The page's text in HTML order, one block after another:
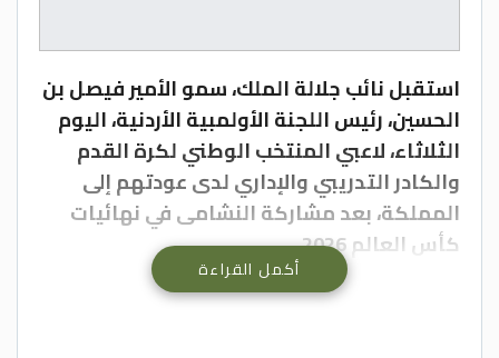
استقبل نائب جلالة الملك، سمو الأمير فيصل بن
الحسين، رئيس اللجنة الأولمبية الأردنية، اليوم
الثلاثاء، لاعبي المنتخب الوطني لكرة القدم
والكادر التدريبي والإداري لدى عودتهم إلى
المملكة، بعد مشاركة النشامى في نهائيات
كأس العالم 2026.
وأعرب سموه، خلال مراسم استقبال أقيمت في
أكمل القراءة